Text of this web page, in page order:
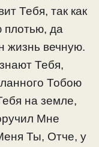
Тебя, так как
плотью, да
жизнь вечную.
Тебя,
Тобою
на земле,
Мне
Ты, Отче, у